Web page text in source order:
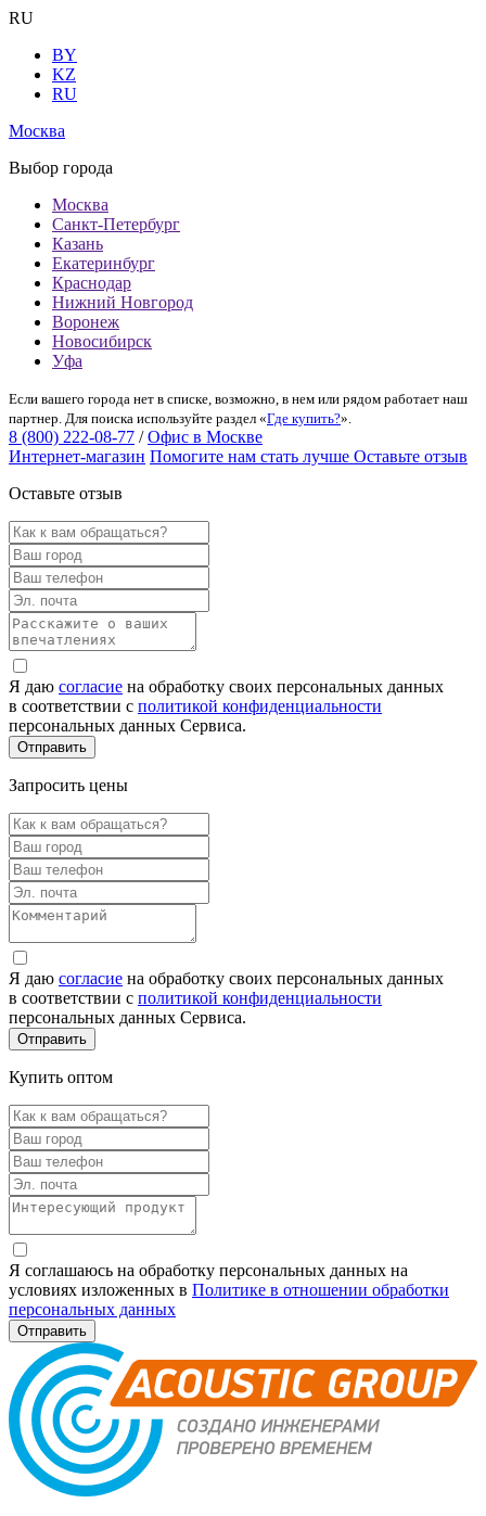
RU
BY
KZ
RU
Москва
Выбор города
Москва
Санкт-Петербург
Казань
Екатеринбург
Краснодар
Нижний Новгород
Воронеж
Новосибирск
Уфа
Если вашего города нет в списке, возможно, в нем или рядом работает наш
партнер. Для поиска используйте раздел «Где купить?».
8 (800) 222-08-77 / Офис в Москве
Интернет-магазин Помогите нам стать лучше Оставьте отзыв
Оставьте отзыв
Я даю согласие на обработку своих персональных данных
в соответствии с политикой конфиденциальности
персональных данных Сервиса.
Запросить цены
Я даю согласие на обработку своих персональных данных
в соответствии с политикой конфиденциальности
персональных данных Сервиса.
Купить оптом
Я соглашаюсь на обработку персональных данных на
условиях изложенных в Политике в отношении обработки
персональных данных